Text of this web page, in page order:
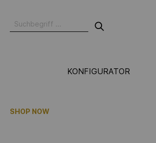
KONFIGURATOR
SHOP NOW